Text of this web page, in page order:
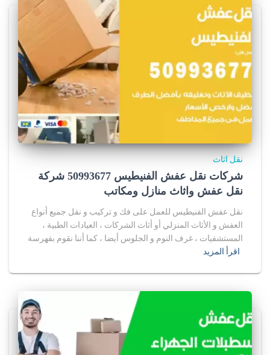
نقل اثاث
شركات نقل عفش الفنيطيس 50993677 شركة
نقل عفش واثاث منازل ومكاتب
نقل عفش الفنيطيس للعمل على فك و تركيب و نقل جميع أنواع
العفش و الأثاث المنزلي أو أثاث الشركات ، العيادات الطبية ،
المستشفيات ، غرف النوم و الجلوس أيضا ، كما أننا نقوم بفهرسة
اقرأ المزيد